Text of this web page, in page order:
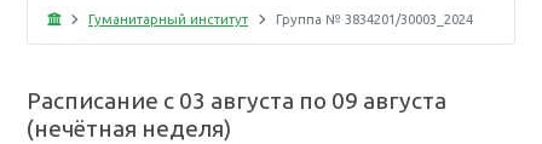
Гуманитарный институт Группа № 3834201/30003_2024
Расписание с 03 августа по 09 августа
(нечётная неделя)